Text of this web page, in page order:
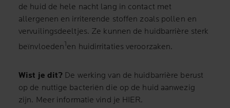
de huid de hele nacht lang in contact met
allergenen en irriterende stoffen zoals pollen en
vervuilingsdeeltjes. Ze kunnen de huidbarrière sterk
beïnvloeden1en huidirritaties veroorzaken.
Wist je dit? De werking van de huidbarrière berust
op de nuttige bacteriën die op de huid aanwezig
zijn. Meer informatie vind je HIER.